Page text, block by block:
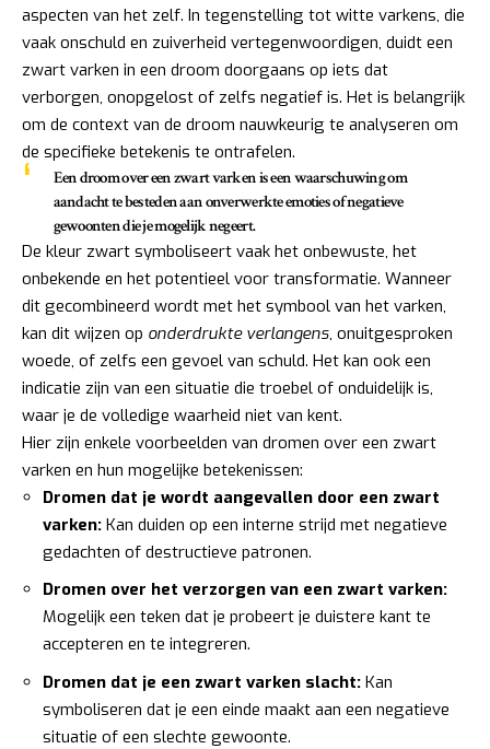
aspecten van het zelf. In tegenstelling tot witte varkens, die
vaak onschuld en zuiverheid vertegenwoordigen, duidt een
zwart varken in een droom doorgaans op iets dat
verborgen, onopgelost of zelfs negatief is. Het is belangrijk
om de context van de droom nauwkeurig te analyseren om
de specifieke betekenis te ontrafelen.
Een droom over een zwart varken is een waarschuwing om
aandacht te besteden aan onverwerkte emoties of negatieve
gewoonten die je mogelijk negeert.
De kleur zwart symboliseert vaak het onbewuste, het
onbekende en het potentieel voor transformatie. Wanneer
dit gecombineerd wordt met het symbool van het varken,
kan dit wijzen op onderdrukte verlangens, onuitgesproken
woede, of zelfs een gevoel van schuld. Het kan ook een
indicatie zijn van een situatie die troebel of onduidelijk is,
waar je de volledige waarheid niet van kent.
Hier zijn enkele voorbeelden van dromen over een zwart
varken en hun mogelijke betekenissen:
Dromen dat je wordt aangevallen door een zwart
varken: Kan duiden op een interne strijd met negatieve
gedachten of destructieve patronen.
Dromen over het verzorgen van een zwart varken:
Mogelijk een teken dat je probeert je duistere kant te
accepteren en te integreren.
Dromen dat je een zwart varken slacht: Kan
symboliseren dat je een einde maakt aan een negatieve
situatie of een slechte gewoonte.